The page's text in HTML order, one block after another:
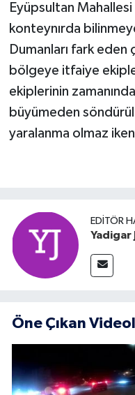
Eyüpsultan
konteynırda
Dumanları fark
bölgeye itfaiye
ekiplerinin
büyümeden
yaralanma olmaz
EDITÖR
Yadigar
Öne Çıkan